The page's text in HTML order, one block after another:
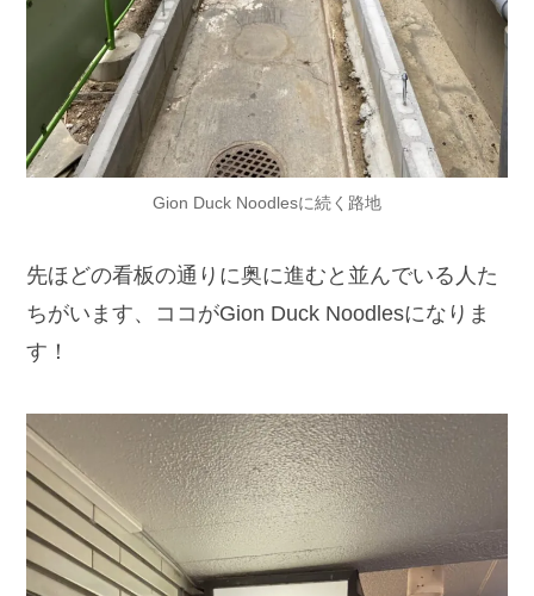
Gion Duck Noodlesに続く路地
先ほどの看板の通りに奥に進むと並んでいる人た
ちがいます、ココがGion Duck Noodlesになりま
す！